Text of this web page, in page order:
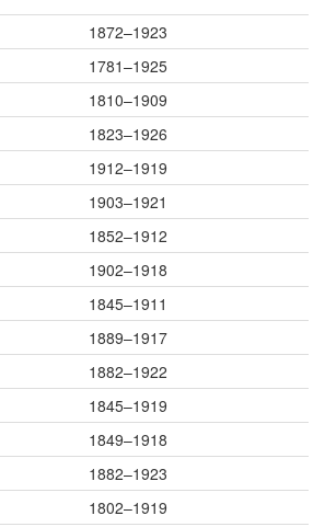
1872–1923
1781–1925
1810–1909
1823–1926
1912–1919
1903–1921
1852–1912
1902–1918
1845–1911
1889–1917
1882–1922
1845–1919
1849–1918
1882–1923
1802–1919